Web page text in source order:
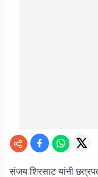
संजय शिरसाट यांनी